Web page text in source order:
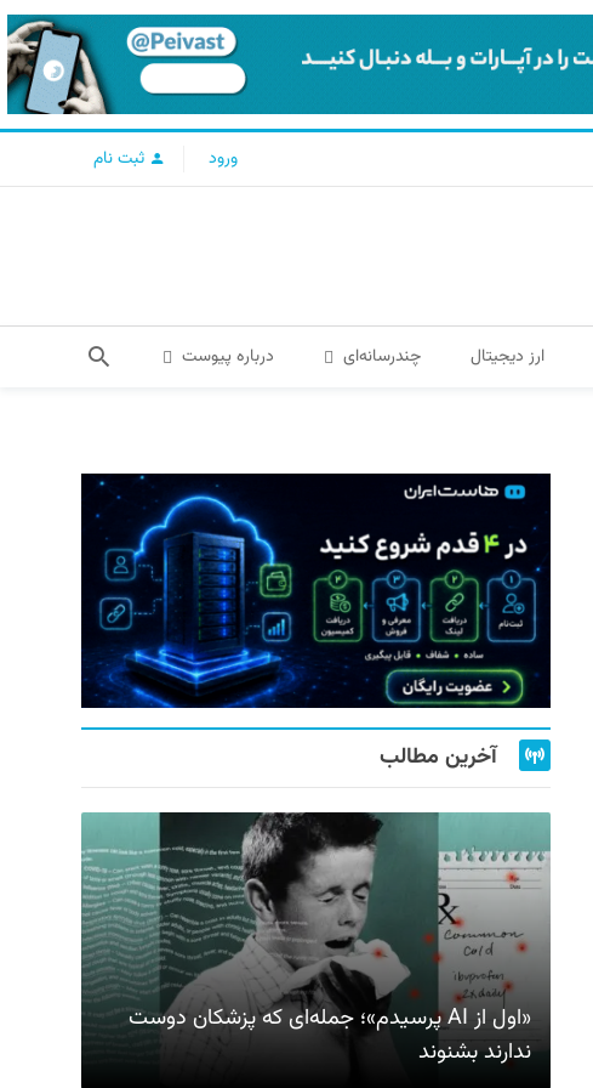
ورود ثبت نام
ارز دیجیتال چندرسانه‌ای درباره پیوست
آخرین مطالب
«اول از AI پرسیدم»؛ جمله‌ای که پزشکان دوست
ندارند بشنوند